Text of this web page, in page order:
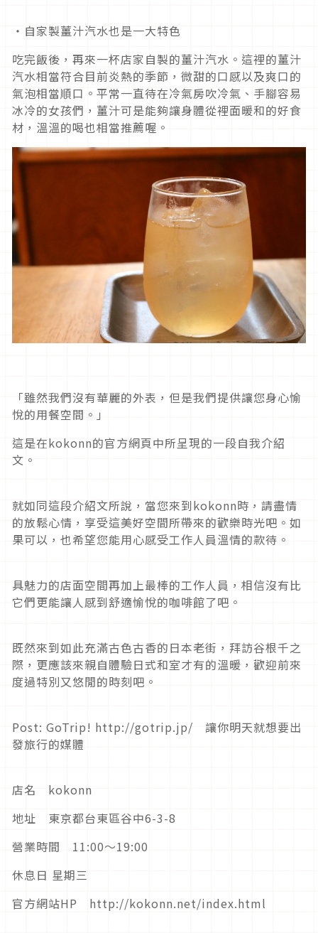
・自家製薑汁汽水也是一大特色
吃完飯後，再來一杯店家自製的薑汁汽水。這裡的薑汁
汽水相當符合目前炎熱的季節，微甜的口感以及爽口的
氣泡相當順口。平常一直待在冷氣房吹冷氣、手腳容易
冰冷的女孩們，薑汁可是能夠讓身體從裡面暖和的好食
材，溫溫的喝也相當推薦喔。
「雖然我們沒有華麗的外表，但是我們提供讓您身心愉
悅的用餐空間。」
這是在kokonn的官方網頁中所呈現的一段自我介紹
文。
就如同這段介紹文所說，當您來到kokonn時，請盡情
的放鬆心情，享受這美好空間所帶來的歡樂時光吧。如
果可以，也希望您能用心感受工作人員溫情的款待。
具魅力的店面空間再加上最棒的工作人員，相信沒有比
它們更能讓人感到舒適愉悅的咖啡館了吧。
既然來到如此充滿古色古香的日本老街，拜訪谷根千之
際，更應該來親自體驗日式和室才有的溫暖，歡迎前來
度過特別又悠閒的時刻吧。
Post: GoTrip! http://gotrip.jp/ 讓你明天就想要出
發旅行的媒體
店名 kokonn
地址 東京都台東區谷中6-3-8
營業時間 11:00～19:00
休息日 星期三
官方網站HP http://kokonn.net/index.html